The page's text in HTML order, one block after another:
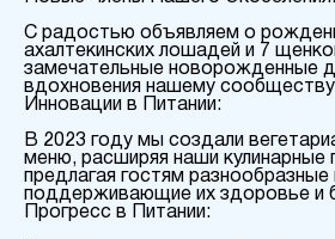
С радостью объявляем о
ахалтекинских лошадей и 7
замечательные новорожденные
вдохновения нашему
Инновации в Питании:
В 2023 году мы создали
меню, расширяя наши кулинарные
предлагая гостям разнообразные
поддерживающие их здоровье и
Прогресс в Питании: